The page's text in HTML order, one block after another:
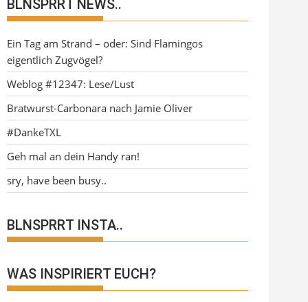
BLNSPRRT NEWS..
Ein Tag am Strand – oder: Sind Flamingos
eigentlich Zugvögel?
Weblog #12347: Lese/Lust
Bratwurst-Carbonara nach Jamie Oliver
#DankeTXL
Geh mal an dein Handy ran!
sry, have been busy..
BLNSPRRT INSTA..
WAS INSPIRIERT EUCH?